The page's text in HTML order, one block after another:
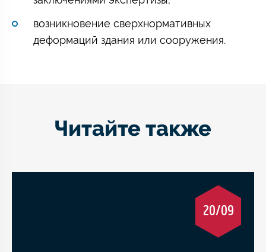
возникновение сверхнормативных
деформаций здания или сооружения.
Читайте также
20/09